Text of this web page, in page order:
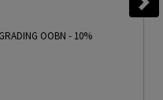
OOBN - 10%